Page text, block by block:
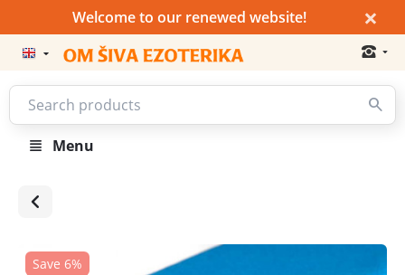
Welcome to our renewed website! ×
Menu
Save 6%